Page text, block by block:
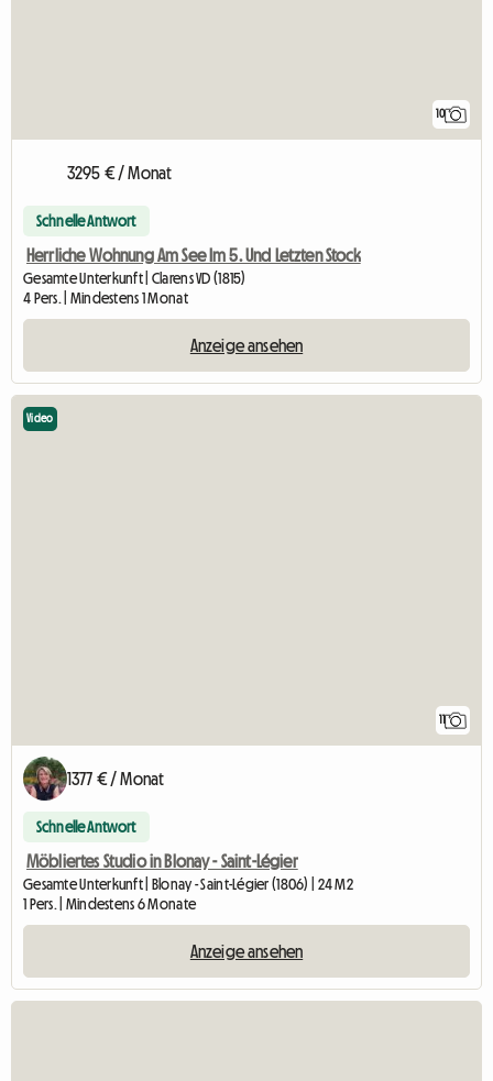
10
3295 € / Monat
Schnelle Antwort
Herrliche Wohnung Am See Im 5. Und Letzten Stock
Gesamte Unterkunft | Clarens VD (1815)
4 Pers. | Mindestens 1 Monat
Anzeige ansehen
11
Video
1377 € / Monat
Schnelle Antwort
Möbliertes Studio in Blonay - Saint-Légier
Gesamte Unterkunft | Blonay - Saint-Légier (1806) | 24 M2
1 Pers. | Mindestens 6 Monate
Anzeige ansehen